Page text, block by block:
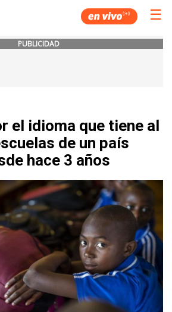
☰
PUBLICIDAD
el idioma que tiene al
de un país
hace 3 años